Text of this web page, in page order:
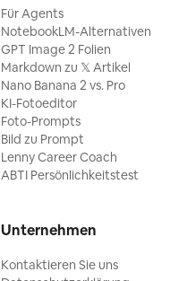
Für Agents
NotebookLM-Alternativen
GPT Image 2 Folien
Markdown zu 𝕏 Artikel
Nano Banana 2 vs. Pro
KI-Fotoeditor
Foto-Prompts
Bild zu Prompt
Lenny Career Coach
ABTI Persönlichkeitstest
Unternehmen
Kontaktieren Sie uns